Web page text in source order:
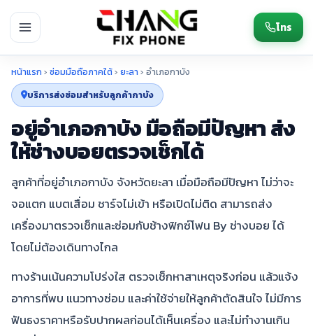
โทร
หน้าแรก › ซ่อมมือถือภาคใต้› ยะลา › อำเภอกาบัง
บริการส่งซ่อมสำหรับลูกค้ากาบัง
อยู่อำเภอกาบัง มือถือมีปัญหา ส่ง
ให้ช่างบอยตรวจเช็กได้
ลูกค้าที่อยู่อำเภอกาบัง จังหวัดยะลา เมื่อมือถือมีปัญหา ไม่ว่าจะ
จอแตก แบตเสื่อม ชาร์จไม่เข้า หรือเปิดไม่ติด สามารถส่ง
เครื่องมาตรวจเช็กและซ่อมกับช้างฟิกซ์โฟน By ช่างบอย ได้
โดยไม่ต้องเดินทางไกล
ทางร้านเน้นความโปร่งใส ตรวจเช็กหาสาเหตุจริงก่อน แล้วแจ้ง
อาการที่พบ แนวทางซ่อม และค่าใช้จ่ายให้ลูกค้าตัดสินใจ ไม่มีการ
ฟันธงราคาหรือรับปากผลก่อนได้เห็นเครื่อง และไม่ทำงานเกิน